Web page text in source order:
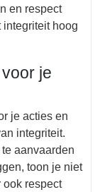
en respect
integriteit hoog
je
je acties en
integriteit.
aanvaarden
toon je niet
respect